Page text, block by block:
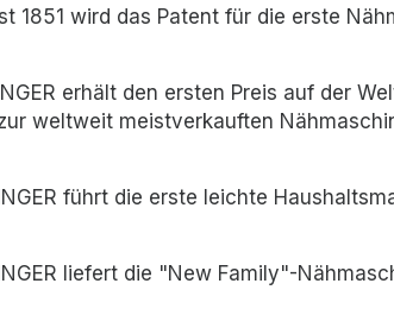
1851 wird das Patent für die erste
erhält den ersten Preis auf der
weltweit meistverkauften
führt die erste leichte
liefert die "New Family"-